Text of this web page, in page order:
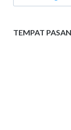
TEMPAT